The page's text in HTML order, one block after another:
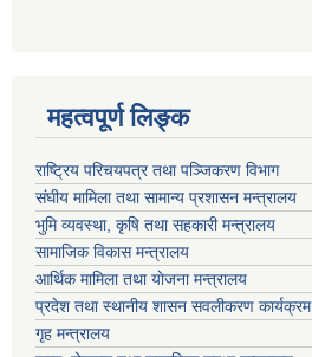
महत्वपूर्ण लि‍‍‍‍‍‌ङ्क
राष्ट्रिय परिचयपत्र तथा पञ्जिकरण विभाग
संघीय मामिला तथा सामान्य प्रशासन मन्त्रालय
भुमि व्यवस्था, कृषि तथा सहकारी मन्त्रालय
सामाजिक विकास मन्त्रालय
आर्थिक मामिला तथा याेजना मन्त्रालय
प्रदेश तथा स्थानीय शासन सवलीकरण कार्यक्रम
गृह मन्त्रालय